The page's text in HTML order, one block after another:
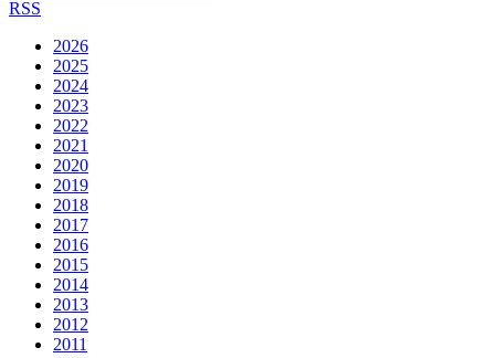
RSS
2026
2025
2024
2023
2022
2021
2020
2019
2018
2017
2016
2015
2014
2013
2012
2011